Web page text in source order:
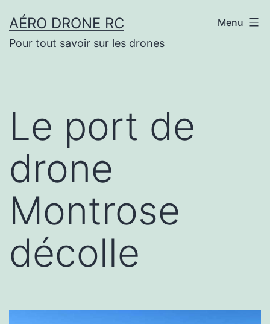
au
contenu
AÉRO DRONE RC
Pour tout savoir sur les drones
Menu
Le port de
drone
Montrose
décolle